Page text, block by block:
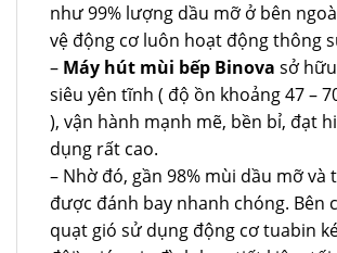
như 99% lượng dầu mỡ ở bên
vệ động cơ luôn hoạt động thông
– Máy hút mùi bếp Binova sở
siêu yên tĩnh ( độ ồn khoảng 47 –
), vận hành mạnh mẽ, bền bỉ, đạt
dụng rất cao.
– Nhờ đó, gần 98% mùi dầu mỡ và
được đánh bay nhanh chóng. Bên
quạt gió sử dụng động cơ tuabin